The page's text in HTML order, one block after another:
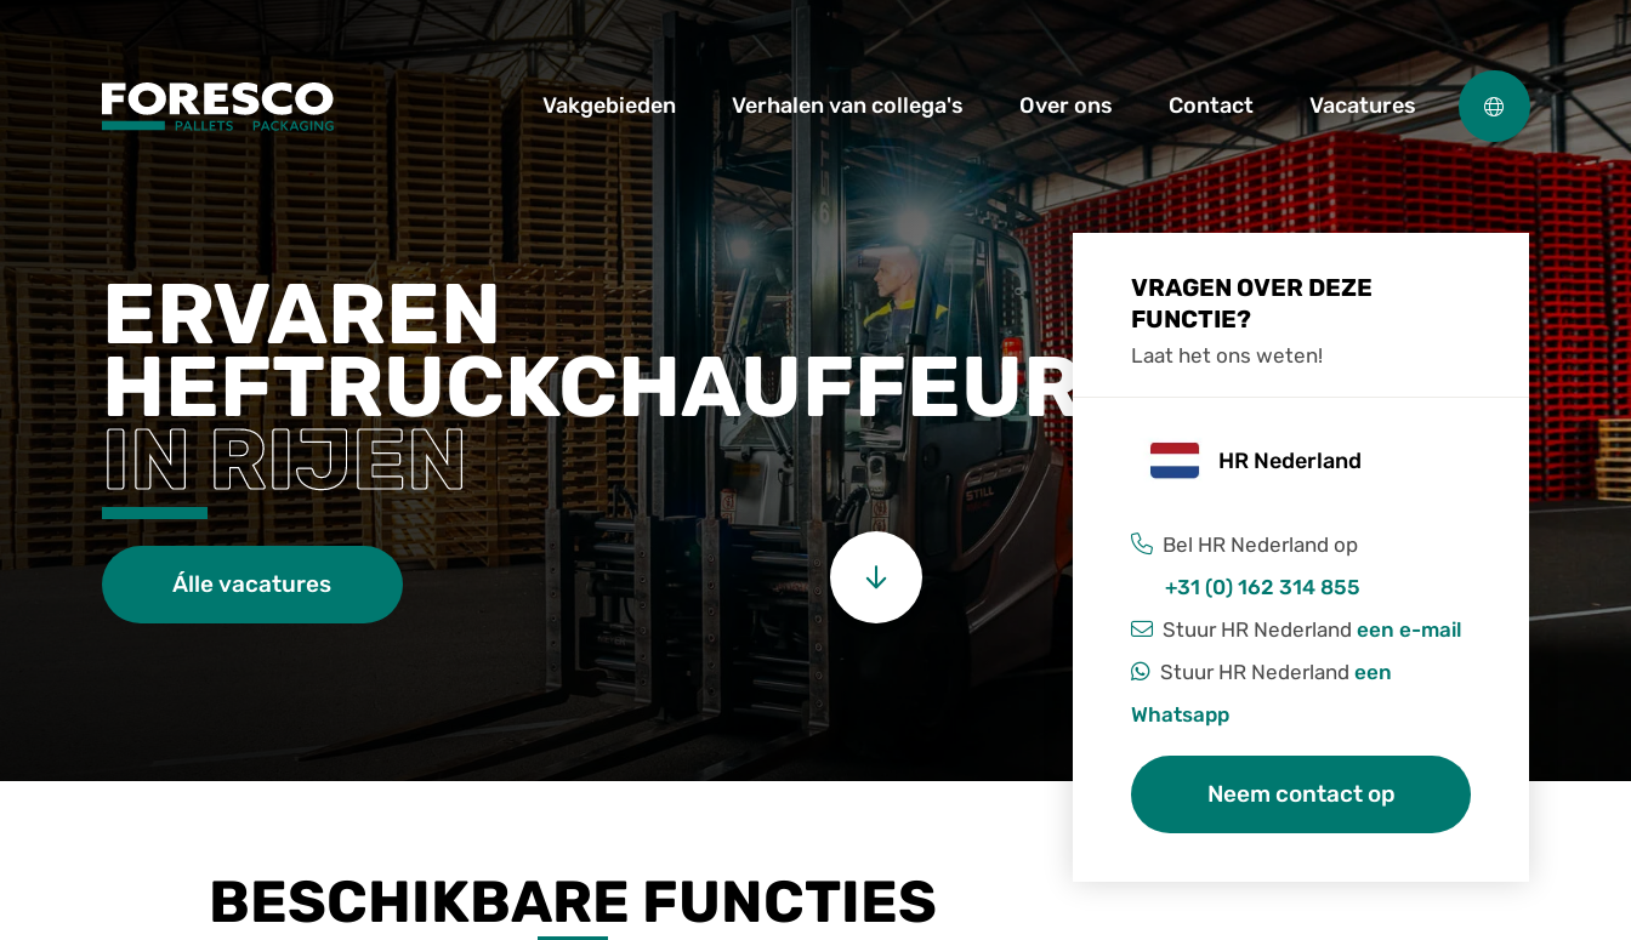
Vakgebieden Verhalen van collega's Over ons Contact Vacatures
ERVAREN
HEFTRUCKCHAUFFEUR
IN RIJEN
Álle vacatures
BESCHIKBARE FUNCTIES
VRAGEN OVER DEZE
FUNCTIE?
Laat het ons weten!
HR Nederland
Bel HR Nederland op
+31 (0) 162 314 855
Stuur HR Nederlandeen e-mail
Stuur HR Nederlandeen
Whatsapp
Neem contact op